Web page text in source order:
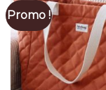
Promo !